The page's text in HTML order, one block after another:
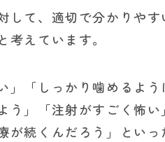
して、適切で分かりや
えています。
」「しっかり噛めるよ
う」「注射がすごく怖
が続くんだろう」とい